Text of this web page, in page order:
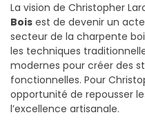
La vision de Christopher
Bois est de devenir un
secteur de la charpente
les techniques
modernes pour créer des
fonctionnelles. Pour
opportunité de repousser
l’excellence artisanale.